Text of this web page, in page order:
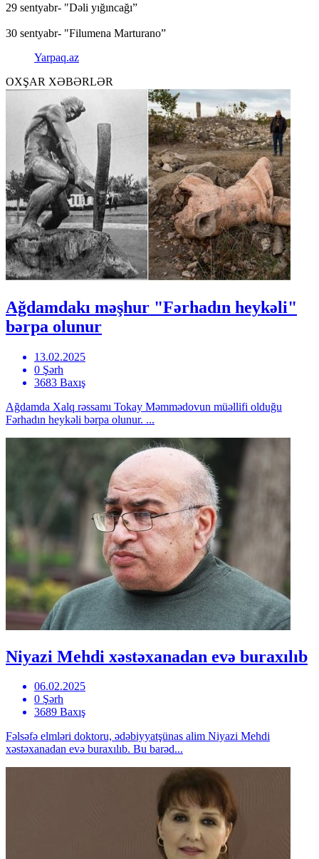
29 sentyabr- "Dəli yığıncağı”
30 sentyabr- "Filumena Marturano”
Yarpaq.az
OXŞAR XƏBƏRLƏR
Ağdamdakı məşhur "Fərhadın heykəli"
bərpa olunur
13.02.2025
0 Şərh
3683 Baxış
Ağdamda Xalq rəssamı Tokay Məmmədovun müəllifi olduğu
Fərhadın heykəli bərpa olunur. ...
Niyazi Mehdi xəstəxanadan evə buraxılıb
06.02.2025
0 Şərh
3689 Baxış
Fəlsəfə elmləri doktoru, ədəbiyyatşünas alim Niyazi Mehdi
xəstəxanadan evə buraxılıb. Bu barəd...